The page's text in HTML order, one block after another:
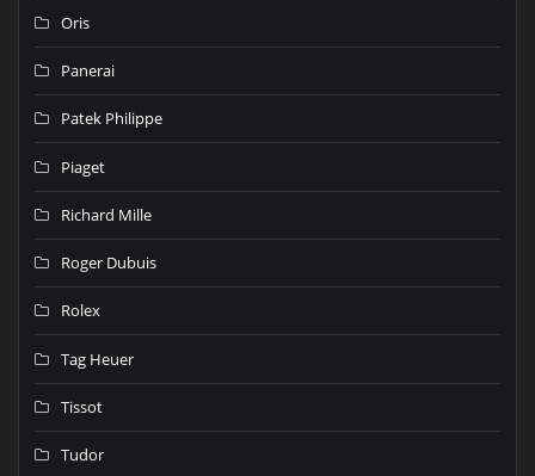
Oris
Panerai
Patek Philippe
Piaget
Richard Mille
Roger Dubuis
Rolex
Tag Heuer
Tissot
Tudor